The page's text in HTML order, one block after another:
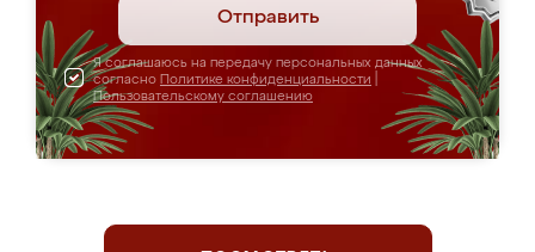
Отправить
Я соглашаюсь на передачу персональных данных
согласно Политике конфиденциальности
Пользовательскому соглашению